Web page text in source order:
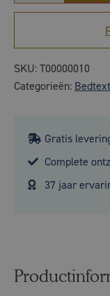
SKU:T00000010
Categorieën:
Gratis
Complete
37 jaar